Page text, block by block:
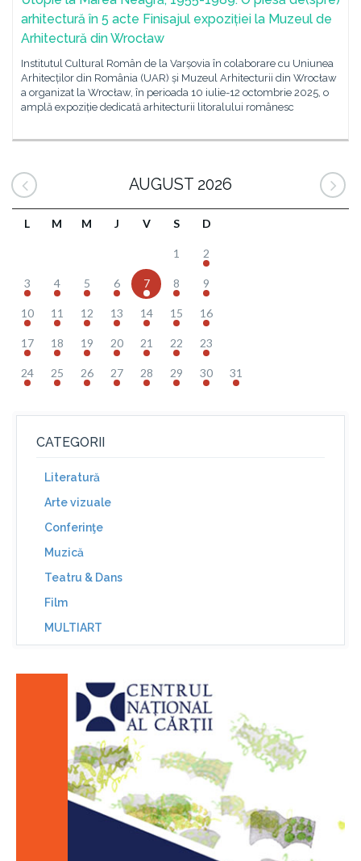
arhitectură în 5 acte Finisajul expoziției la Muzeul de
Arhitectură din Wrocław
Institutul Cultural Român de la Varșovia în colaborare cu Uniunea
Arhitecților din România (UAR) și Muzeul Arhitecturii din Wrocław
a organizat la Wrocław, în perioada 10 iulie-12 octombrie 2025, o
amplă expoziție dedicată arhitecturii litoralului românesc
AUGUST 2026
L M M J V S D
1 2
3 4 5 6 7 8 9
10 11 12 13 14 15 16
17 18 19 20 21 22 23
24 25 26 27 28 29 30 31
CATEGORII
Literatură
Arte vizuale
Conferinţe
Muzică
Teatru & Dans
Film
MULTIART